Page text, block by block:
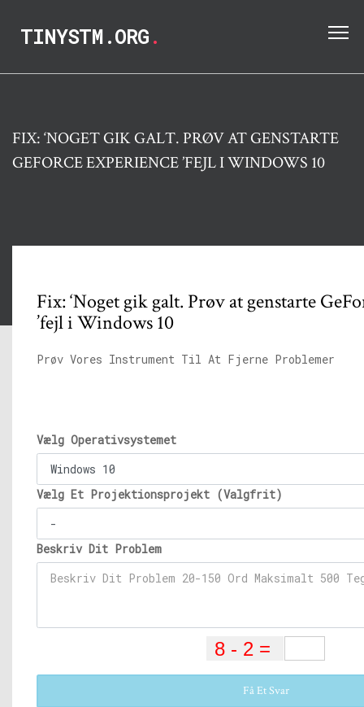
TINYSTM.ORG.
FIX: ‘NOGET GIK GALT. PRØV AT GENSTARTE
GEFORCE EXPERIENCE ’FEJL I WINDOWS 10
Fix: ‘Noget gik galt. Prøv at genstarte
’fejl i Windows 10
Prøv Vores Instrument Til At Fjerne Problemer
Vælg Operativsystemet
Vælg Et Projektionsprojekt (Valgfrit)
Beskriv Dit Problem
Få Et Svar